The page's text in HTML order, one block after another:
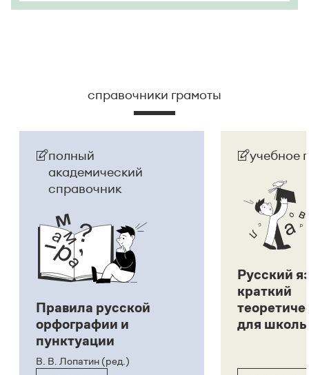
справочники грамоты
полный
академический
справочник
Правила русской
орфографии и
пунктуации
В. В. Лопатин (ред.)
учебное
Русский
краткий
для